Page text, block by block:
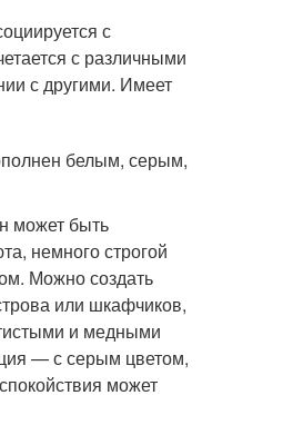
с
с различными
с другими. Имеет
белым, серым,
может быть
немного строгой
Можно создать
или шкафчиков,
и медными
— с серым цветом,
может